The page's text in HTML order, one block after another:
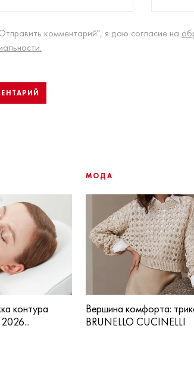
комментарий", я даю согласие на
контура
МОДА
Вершина комфорта:
BRUNELLO CUCINELLI